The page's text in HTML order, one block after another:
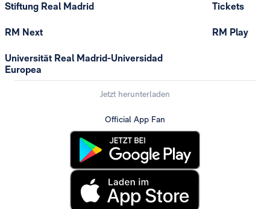
Stiftung Real Madrid
RM Next
Universität Real Madrid-Universidad
Europea
Tickets
RM Play
Jetzt herunterladen
Official App Fan